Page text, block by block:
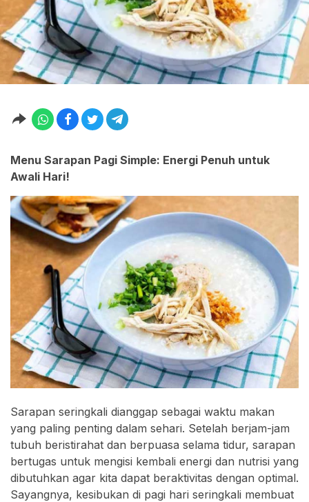
Menu Sarapan Pagi Simple: Energi Penuh untuk
Awali Hari!
Sarapan seringkali dianggap sebagai waktu makan
yang paling penting dalam sehari. Setelah berjam-jam
tubuh beristirahat dan berpuasa selama tidur, sarapan
bertugas untuk mengisi kembali energi dan nutrisi yang
dibutuhkan agar kita dapat beraktivitas dengan optimal.
Sayangnya, kesibukan di pagi hari seringkali membuat